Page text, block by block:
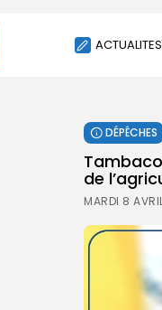
ACTUALITES
SOCIÉTÉ
ÉCONOMIE
CULTURE
DÉPÊCHES
de
MARDI 8